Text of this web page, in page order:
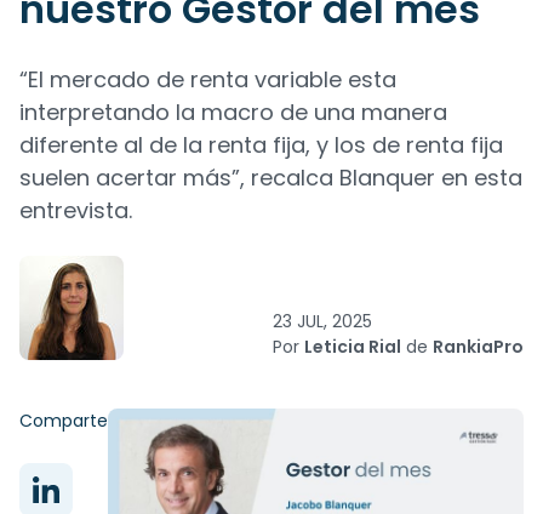
“El mercado de renta variable esta
interpretando la macro de una manera
diferente al de la renta fija, y los de renta fija
suelen acertar más”, recalca Blanquer en esta
entrevista.
23 JUL, 2025
Por Leticia Rial de RankiaPro
Comparte